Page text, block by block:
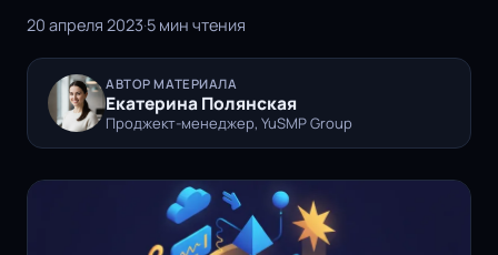
20 апреля 2023·5 мин чтения
АВТОР МАТЕРИАЛА
Екатерина Полянская
Проджект-менеджер, YuSMP Group